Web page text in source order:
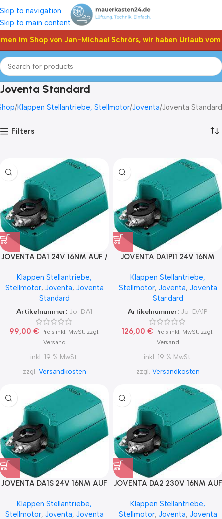
Skip to navigation
Skip to main content
im Shop von Jan-Michael Schrörs, wir haben Urlaub vom
Joventa Standard
Klappen Stellantriebe, Stellmotor Joventa Joventa Standard
Filters
JOVENTA DA1 24V 16NM AUF /
Klappen Stellantriebe,
Stellmotor, Joventa, Joventa
Standard
Artikelnummer: Jo-DA1
99,00 € Preis inkl. MwSt. zzgl.
Versand
inkl. 19 % MwSt.
zzgl. Versandkosten
JOVENTA DA1P11 24V 16NM
POTENTIOMETER
Klappen Stellantriebe,
Stellmotor, Joventa, Joventa
Standard
Artikelnummer: Jo-DA1P
126,00 € Preis inkl. MwSt. zzgl.
Versand
inkl. 19 % MwSt.
zzgl. Versandkosten
JOVENTA DA1S 24V 16NM AUF
Klappen Stellantriebe,
Stellmotor, Joventa, Joventa
JOVENTA DA2 230V 16NM AUF
Klappen Stellantriebe,
Stellmotor, Joventa, Joventa